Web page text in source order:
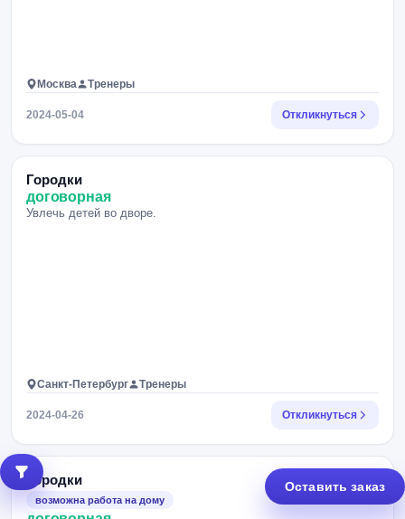
Москва Тренеры
2024-05-04 Откликнуться
Городки
договорная
Увлечь детей во дворе.
Санкт-Петербург Тренеры
2024-04-26 Откликнуться
Городки
возможна работа на дому
Оставить заказ